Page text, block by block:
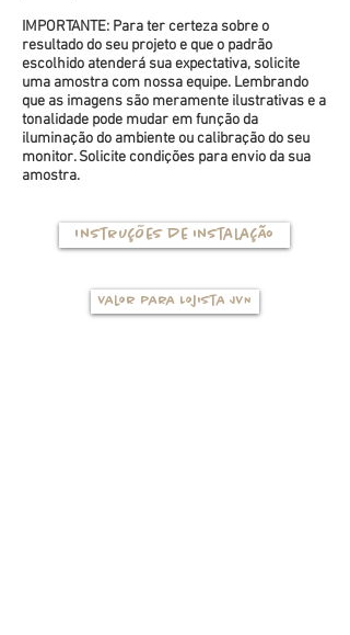
IMPORTANTE: Para ter certeza sobre o
resultado do seu projeto e que o padrão
escolhido atenderá sua expectativa, solicite
uma amostra com nossa equipe. Lembrando
que as imagens são meramente ilustrativas e a
tonalidade pode mudar em função da
iluminação do ambiente ou calibração do seu
monitor. Solicite condições para envio da sua
amostra.
Instruções de instalação
Valor para Lojista JVN